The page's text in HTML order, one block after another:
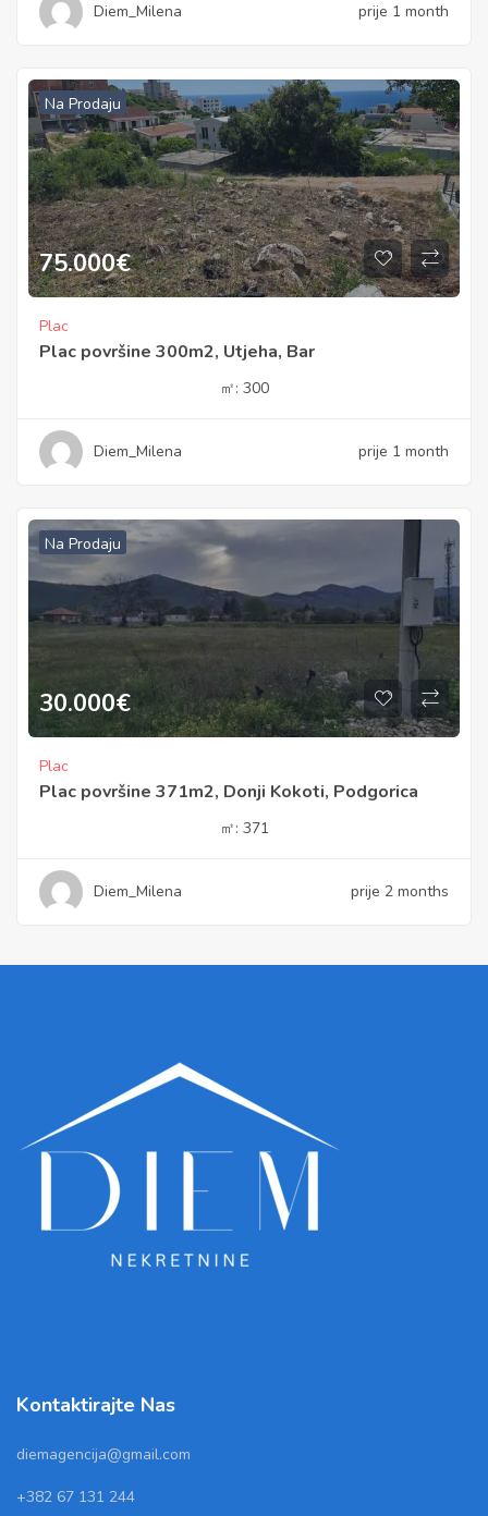
Diem_Milena prije 1 month
Na Prodaju
75.000€
Plac
Plac površine 300m2, Utjeha, Bar
㎡: 300
Diem_Milena prije 1 month
Na Prodaju
30.000€
Plac
Plac površine 371m2, Donji Kokoti, Podgorica
㎡: 371
Diem_Milena prije 2 months
Kontaktirajte Nas
diemagencija@gmail.com
+382 67 131 244